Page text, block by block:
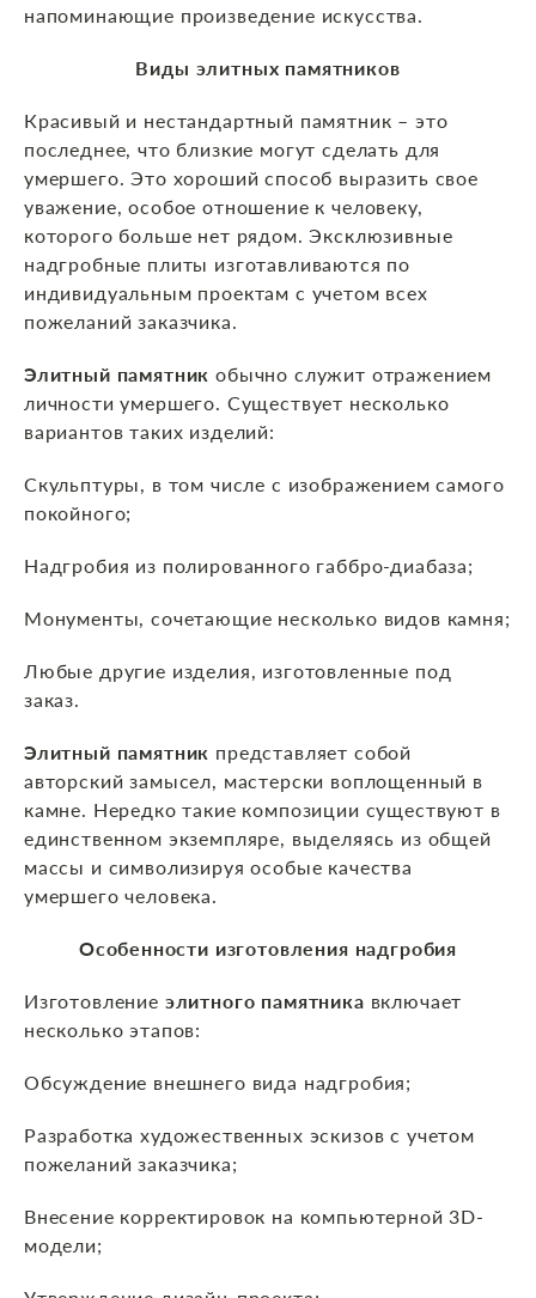
напоминающие произведение искусства.
Виды элитных памятников
Красивый и нестандартный памятник – это
последнее, что близкие могут сделать для
умершего. Это хороший способ выразить свое
уважение, особое отношение к человеку,
которого больше нет рядом. Эксклюзивные
надгробные плиты изготавливаются по
индивидуальным проектам с учетом всех
пожеланий заказчика.
Элитный памятник обычно служит отражением
личности умершего. Существует несколько
вариантов таких изделий:
Скульптуры, в том числе с изображением самого
покойного;
Надгробия из полированного габбро-диабаза;
Монументы, сочетающие несколько видов камня;
Любые другие изделия, изготовленные под
заказ.
Элитный памятник представляет собой
авторский замысел, мастерски воплощенный в
камне. Нередко такие композиции существуют в
единственном экземпляре, выделяясь из общей
массы и символизируя особые качества
умершего человека.
Особенности изготовления надгробия
Изготовление элитного памятника включает
несколько этапов:
Обсуждение внешнего вида надгробия;
Разработка художественных эскизов с учетом
пожеланий заказчика;
Внесение корректировок на компьютерной 3D-
модели;